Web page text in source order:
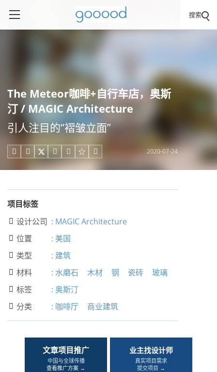
搜索
The Meteor咖啡+自行车店，奥斯
汀 / MAGIC Architecture
引人注目的“褶皱立面”
     2020-07-24
项目标签
 设计公司 : MAGIC Architecture
 位置 : 美国
 类型 : 建筑
 材料 : 水磨石 木材 钢 瓷砖 玻璃
 标签 : 奥斯汀
 分类 : 咖啡厅 商业建筑
文章项目推广
中国与全球传播
查看推广方案 →
业主找设计师
真实项目需求
提交项目 →